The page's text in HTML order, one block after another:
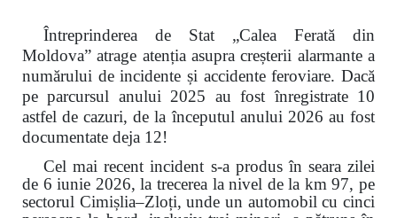
Întreprinderea de Stat „Calea Ferată din
Moldova” atrage atenția asupra creșterii alarmante a
numărului de incidente și accidente feroviare. Dacă
pe parcursul anului 2025 au fost înregistrate 10
astfel de cazuri, de la începutul anului 2026 au fost
documentate deja 12!
Cel mai recent incident s-a produs în seara zilei
de 6 iunie 2026, la trecerea la nivel de la km 97, pe
sectorul Cimișlia–Zloți, unde un automobil cu cinci